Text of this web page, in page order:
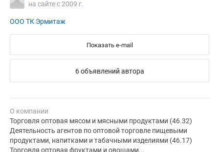
на сайте с 2009 г.
ООО ТК Эрмитаж
Показать e-mail
6 объявлений автора
О компании
Торговля оптовая мясом и мясными продуктами (46.32)
Деятельность агентов по оптовой торговле пищевыми
продуктами, напитками и табачными изделиями (46.17)
Торговля оптовая фруктами и овощами...